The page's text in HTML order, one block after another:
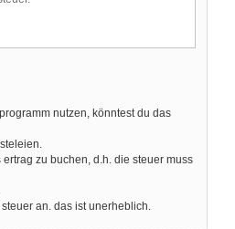
nutzen, könntest du das
zu buchen, d.h. die steuer muss
an. das ist unerheblich.